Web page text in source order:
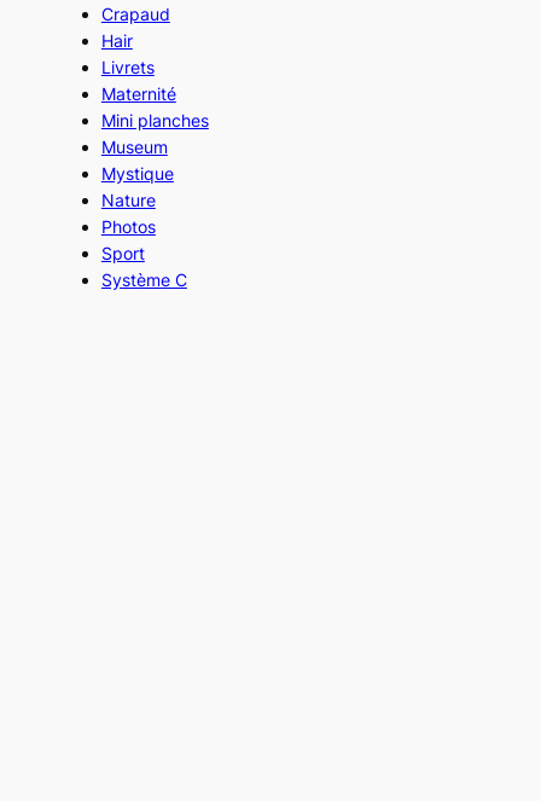
Crapaud
Hair
Livrets
Maternité
Mini planches
Museum
Mystique
Nature
Photos
Sport
Système C